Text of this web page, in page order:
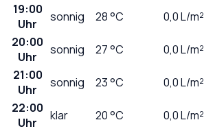
19:00
Uhr
sonnig 28°C 0,0L/m²
20:00
Uhr
sonnig 27°C 0,0L/m²
21:00
Uhr
sonnig 23°C 0,0L/m²
22:00
Uhr
klar 20°C 0,0L/m²